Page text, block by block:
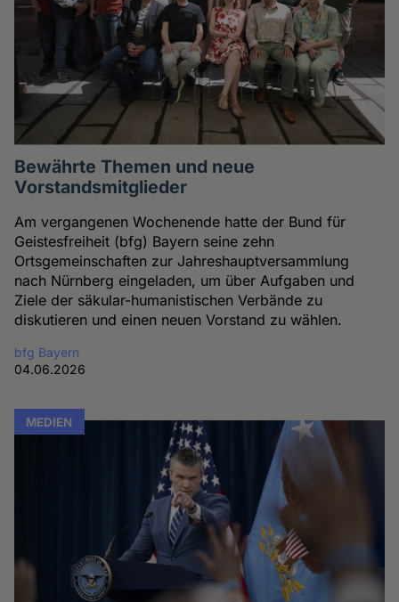
Bewährte Themen und neue
Vorstandsmitglieder
Am vergangenen Wochenende hatte der Bund für
Geistesfreiheit (bfg) Bayern seine zehn
Ortsgemeinschaften zur Jahreshauptversammlung
nach Nürnberg eingeladen, um über Aufgaben und
Ziele der säkular-humanistischen Verbände zu
diskutieren und einen neuen Vorstand zu wählen.
bfg Bayern
04.06.2026
MEDIEN